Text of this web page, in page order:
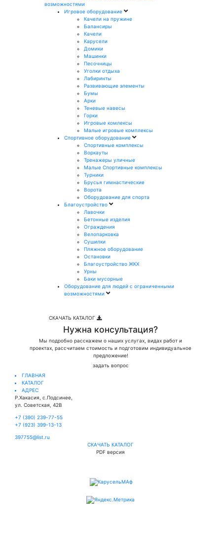
возможностями
Игровое оборудование
Качели на пружине
Балансиры
Качели
Карусели
Домики
Машинки
Песочницы
Уголки отдыха
Лабиринты
Развивающие элементы
Бумы
Арки
Теневые навесы
Горки
Игровые комлексы
Малые игровые комплексы
Спортивное оборудование
Спортивные комплексы
Воркауты
Тренажеры уличные
Малые Спортивные комплексы
Турники
Брусья гимнастические
Ворота
Оборудование для спорта
Благоустройство
Лавочки
Бетонные изделия
Ограждения
Велопарковка
Сушилки
Пляжное оборудование
Остановки
Благоустройство ЖКХ
Урны
Баки мусорные
Оборудование для людей с ограниченными
возможностями
СКАЧАТЬ КАТАЛОГ
Нужна консультация?
Мы подробно расскажем о наших услугах, видах работ и
проектах, рассчитаем стоимость и подготовим индивидуальное
предложение!
задать вопрос
ГЛАВНАЯ
КАТАЛОГ
АДРЕС
Р.Хакасия, с.Подсинее,
ул. Советская, 42В
+7 (390) 239-77-55
+7 (923) 399-13-13
397755@list.ru
СКАЧАТЬ КАТАЛОГ
PDF версия